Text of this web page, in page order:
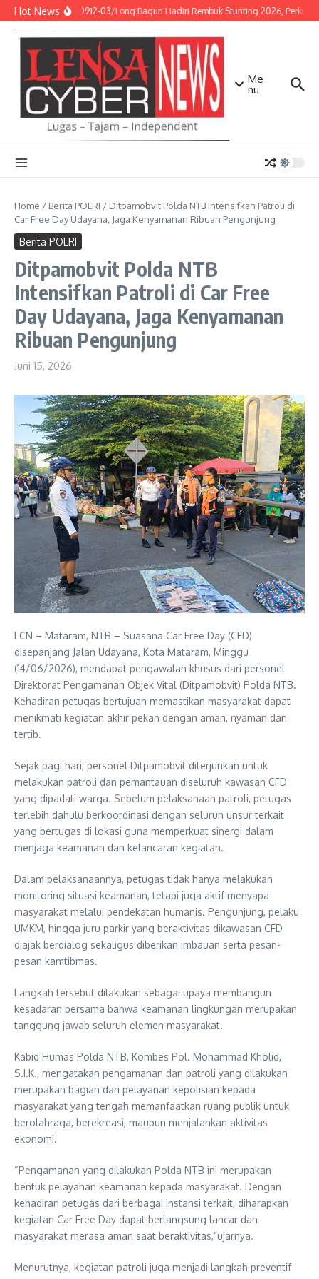
Lewati ke konten
Hot News
Babinsa Koramil 0912-03/Long Bagun Hadiri Rembuk Stunting 2026, Perkuat
Me
nu
Home / Berita POLRI / Ditpamobvit Polda NTB Intensifkan Patroli di
Car Free Day Udayana, Jaga Kenyamanan Ribuan Pengunjung
Berita POLRI
Ditpamobvit Polda NTB
Intensifkan Patroli di Car Free
Day Udayana, Jaga Kenyamanan
Ribuan Pengunjung
Juni 15, 2026
LCN – Mataram, NTB – Suasana Car Free Day (CFD)
disepanjang Jalan Udayana, Kota Mataram, Minggu
(14/06/2026), mendapat pengawalan khusus dari personel
Direktorat Pengamanan Objek Vital (Ditpamobvit) Polda NTB.
Kehadiran petugas bertujuan memastikan masyarakat dapat
menikmati kegiatan akhir pekan dengan aman, nyaman dan
tertib.
Sejak pagi hari, personel Ditpamobvit diterjunkan untuk
melakukan patroli dan pemantauan diseluruh kawasan CFD
yang dipadati warga. Sebelum pelaksanaan patroli, petugas
terlebih dahulu berkoordinasi dengan seluruh unsur terkait
yang bertugas di lokasi guna memperkuat sinergi dalam
menjaga keamanan dan kelancaran kegiatan.
Dalam pelaksanaannya, petugas tidak hanya melakukan
monitoring situasi keamanan, tetapi juga aktif menyapa
masyarakat melalui pendekatan humanis. Pengunjung, pelaku
UMKM, hingga juru parkir yang beraktivitas dikawasan CFD
diajak berdialog sekaligus diberikan imbauan serta pesan-
pesan kamtibmas.
Langkah tersebut dilakukan sebagai upaya membangun
kesadaran bersama bahwa keamanan lingkungan merupakan
tanggung jawab seluruh elemen masyarakat.
Kabid Humas Polda NTB, Kombes Pol. Mohammad Kholid,
S.I.K., mengatakan pengamanan dan patroli yang dilakukan
merupakan bagian dari pelayanan kepolisian kepada
masyarakat yang tengah memanfaatkan ruang publik untuk
berolahraga, berekreasi, maupun menjalankan aktivitas
ekonomi.
“Pengamanan yang dilakukan Polda NTB ini merupakan
bentuk pelayanan keamanan kepada masyarakat. Dengan
kehadiran petugas dari berbagai instansi terkait, diharapkan
kegiatan Car Free Day dapat berlangsung lancar dan
masyarakat merasa aman saat beraktivitas,”ujarnya.
Menurutnya, kegiatan patroli juga menjadi langkah preventif